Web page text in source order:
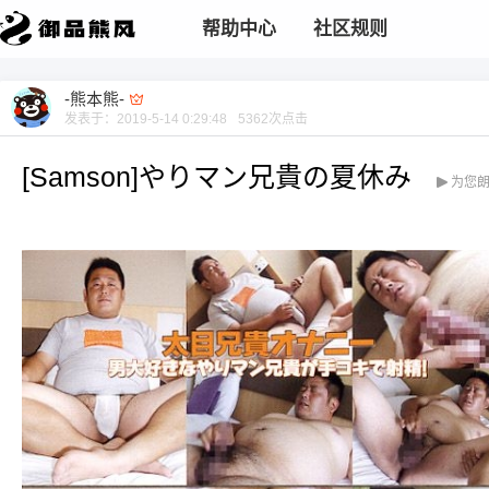
帮助中心 社区规则
-熊本熊-
发表于： 2019-5-14 0:29:48 5362次点击
[Samson]やりマン兄貴の夏休み 为您